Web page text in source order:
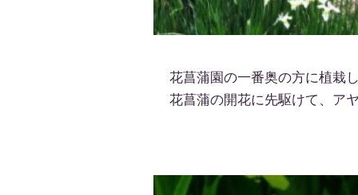
花菖蒲園の一番奥の方に植栽
花菖蒲の開花に先駆けて、ア